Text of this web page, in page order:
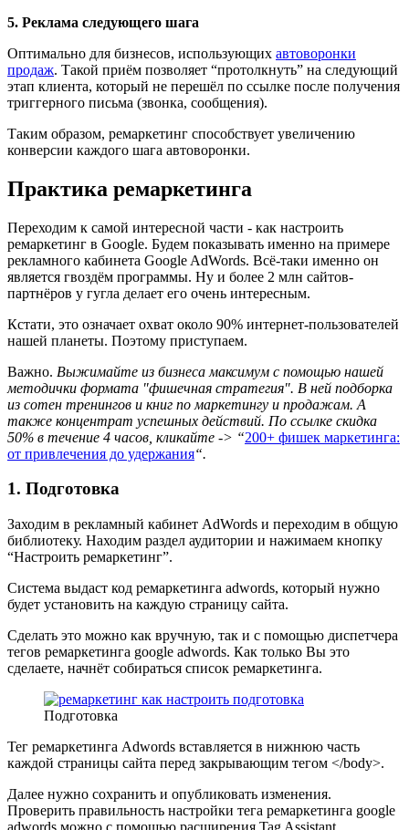
5. Реклама следующего шага
Оптимально для бизнесов, использующих автоворонки
продаж. Такой приём позволяет “протолкнуть” на следующий
этап клиента, который не перешёл по ссылке после получения
триггерного письма (звонка, сообщения).
Таким образом, ремаркетинг способствует увеличению
конверсии каждого шага автоворонки.
Практика ремаркетинга
Переходим к самой интересной части - как настроить
ремаркетинг в Google. Будем показывать именно на примере
рекламного кабинета Google AdWords. Всё-таки именно он
является гвоздём программы. Ну и более 2 млн сайтов-
партнёров у гугла делает его очень интересным.
Кстати, это означает охват около 90% интернет-пользователей
нашей планеты. Поэтому приступаем.
Важно. Выжимайте из бизнеса максимум с помощью нашей
методички формата "фишечная стратегия". В ней подборка
из сотен тренингов и книг по маркетингу и продажам. А
также концентрат успешных действий. По ссылке скидка
50% в течение 4 часов, кликайте -> “200+ фишек маркетинга:
от привлечения до удержания“.
1. Подготовка
Заходим в рекламный кабинет AdWords и переходим в общую
библиотеку. Находим раздел аудитории и нажимаем кнопку
“Настроить ремаркетинг”.
Система выдаст код ремаркетинга adwords, который нужно
будет установить на каждую страницу сайта.
Сделать это можно как вручную, так и с помощью диспетчера
тегов ремаркетинга google adwords. Как только Вы это
сделаете, начнёт собираться список ремаркетинга.
Подготовка
Тег ремаркетинга Adwords вставляется в нижнюю часть
каждой страницы сайта перед закрывающим тегом </body>.
Далее нужно сохранить и опубликовать изменения.
Проверить правильность настройки тега ремаркетинга google
adwords можно с помощью расширения Tag Assistant.